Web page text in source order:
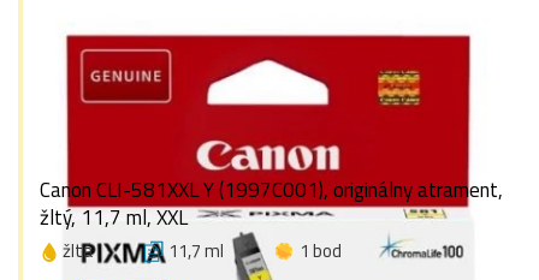
Canon CLI-581XXL Y (1997C001), originálny atrament,
žltý, 11,7 ml, XXL
žltá 11,7 ml
1 bod